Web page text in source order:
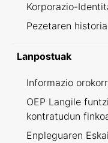
Korporazio-
Pezetaren historia
Lanpostuak
Informazio
OEP Langile
kontratudun
Enpleguaren